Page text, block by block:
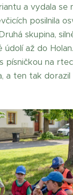
a vydala
posilnila
skupina,
až do
písničkou na
a ten tak